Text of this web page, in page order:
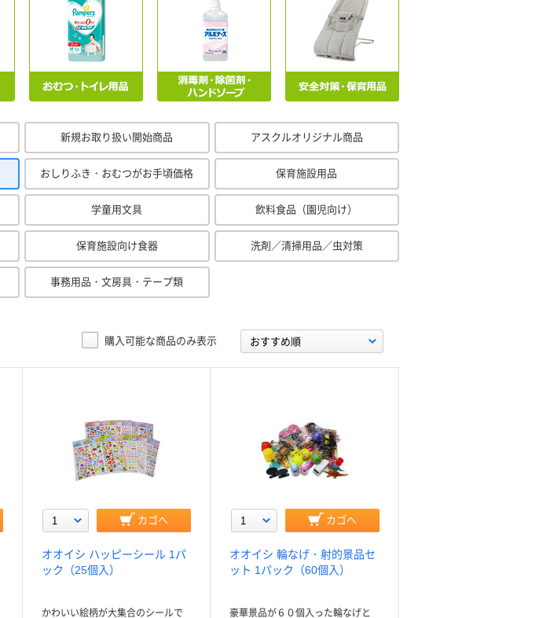
新規お取り扱い開始商品 アスクルオリジナル商品
おしりふき・おむつがお手頃価格 保育施設用品
学童用文具 飲料食品（園児向け）
保育施設向け食器 洗剤／清掃用品／虫対策
事務用品・文房具・テープ類
購入可能な商品のみ表示
カゴへ
オオイシ ハッピーシール 1パ
ック（25個入）
かわいい絵柄が大集合のシールで
カゴへ
オオイシ 輪なげ・射的景品セ
ット 1パック（60個入）
豪華景品が６０個入った輪なげと